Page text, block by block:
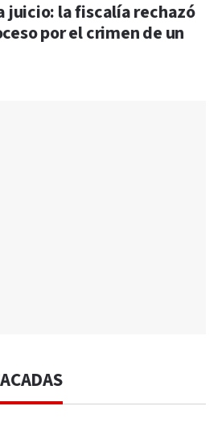
juicio: la fiscalía rechazó
por el crimen de un